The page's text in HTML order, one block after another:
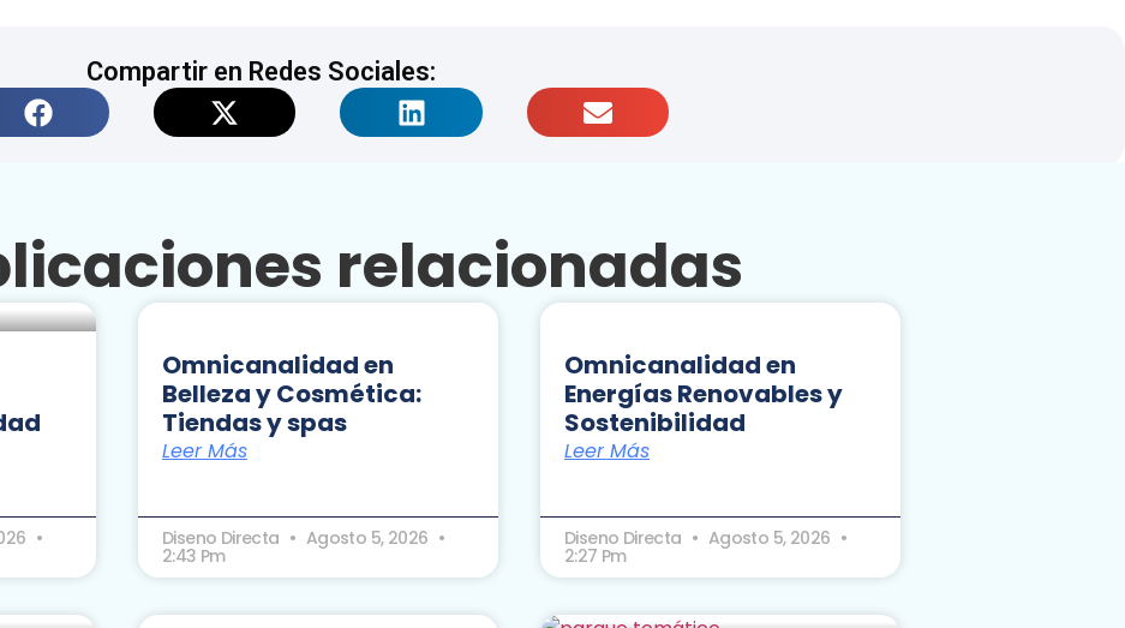
Compartir en Redes Sociales:
relacionadas
Omnicanalidad en
Belleza y Cosmética:
Tiendas y spas
Leer Más
Diseno Directa Agosto 5, 2026
2:43 Pm
Omnicanalidad en
Energías Renovables y
Sostenibilidad
Leer Más
Diseno Directa Agosto 5, 2026
2:27 Pm